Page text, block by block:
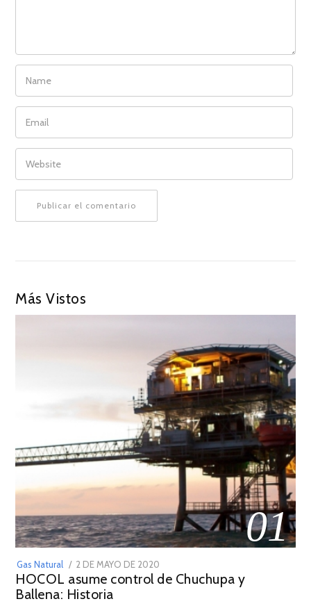
NAME
EMAIL
WEBSITE
Más Vistos
01
Gas Natural
POSTED
ON
2 DE MAYO DE 2020
DE
HOCOL asume control de Chuchupa y
Ballena: Historia